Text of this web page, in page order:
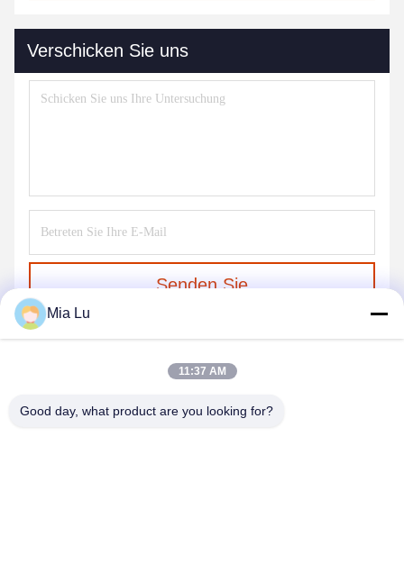
Verschicken Sie uns
Senden Sie
Mia Lu
11:37 AM
Good day, what product are you looking for?